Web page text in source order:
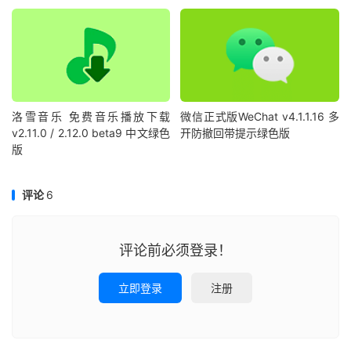
洛雪音乐 免费音乐播放下载
v2.11.0 / 2.12.0 beta9 中文绿色
版
微信正式版WeChat v4.1.1.16 多
开防撤回带提示绿色版
评论6
评论前必须登录！
立即登录 注册